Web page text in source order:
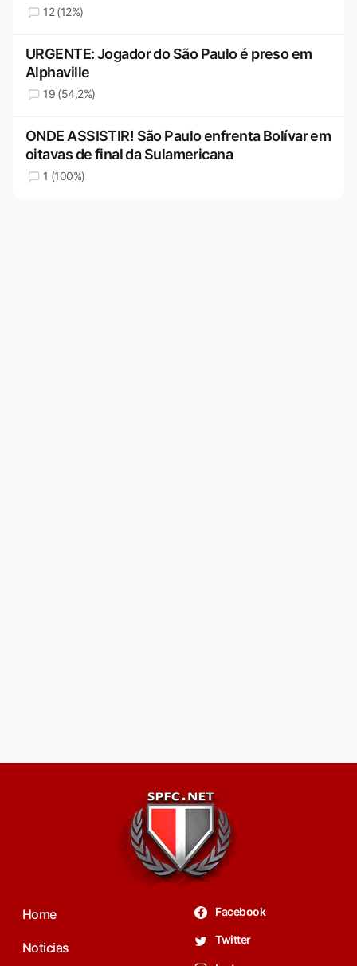
12 (12%)
URGENTE: Jogador do São Paulo é preso em
Alphaville
19 (54,2%)
ONDE ASSISTIR! São Paulo enfrenta Bolívar em
oitavas de final da Sulamericana
1 (100%)
Home
Noticias
Facebook
Twitter